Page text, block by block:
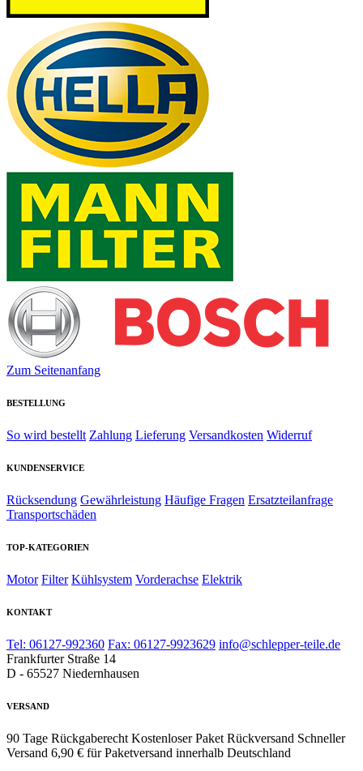
Zum Seitenanfang
BESTELLUNG
So wird bestellt Zahlung Lieferung Versandkosten Widerruf
KUNDENSERVICE
Rücksendung Gewährleistung Häufige Fragen Ersatzteilanfrage
Transportschäden
TOP-KATEGORIEN
Motor Filter Kühlsystem Vorderachse Elektrik
KONTAKT
Tel: 06127-992360 Fax: 06127-9923629 info@schlepper-teile.de
Frankfurter Straße 14
D - 65527 Niedernhausen
VERSAND
90 Tage Rückgaberecht Kostenloser Paket Rückversand Schneller
Versand 6,90 € für Paketversand innerhalb Deutschland